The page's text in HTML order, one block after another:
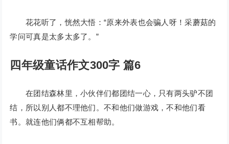
花花听了，恍然大悟：“原来外表也会骗人呀！采蘑菇的
学问可真是太多太多了。”
四年级童话作文300字 篇6
在团结森林里，小伙伴们都团结一心，只有两头驴不团
结，所以别人都不理他们。不和他们做游戏，不和他们看
书。就连他们俩都不互相帮助。